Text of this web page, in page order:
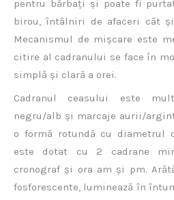
pentru bărbați și poate fi
birou, întâlniri de afaceri cât
Mecanismul de mișcare este
citire al cadranului se face în
simplă și clară a orei.
Cadranul ceasului este
negru/alb și marcaje aurii/
o formă rotundă cu diametrul
este dotat cu 2 cadrane
cronograf și ora am și pm.
fosforescente, luminează în